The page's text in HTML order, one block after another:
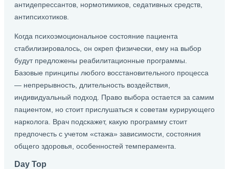
антидепрессантов, нормотимиков, седативных средств,
антипсихотиков.
Когда психоэмоциональное состояние пациента
стабилизировалось, он окреп физически, ему на выбор
будут предложены реабилитационные программы.
Базовые принципы любого восстановительного процесса
— непрерывность, длительность воздействия,
индивидуальный подход. Право выбора остается за самим
пациентом, но стоит прислушаться к советам курирующего
нарколога. Врач подскажет, какую программу стоит
предпочесть с учетом «стажа» зависимости, состояния
общего здоровья, особенностей темперамента.
Day Top